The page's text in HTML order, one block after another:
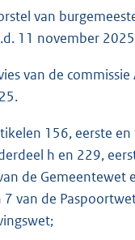
van
11 november
van de commissie
156, eerste
h en 229,
de Gemeentewet
van de